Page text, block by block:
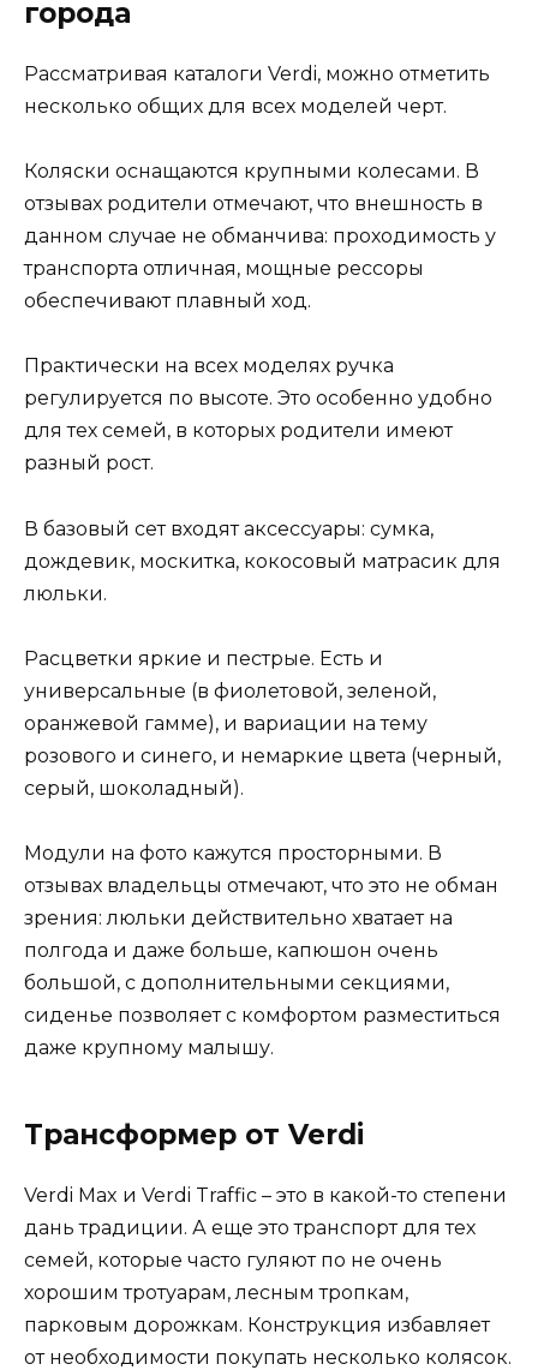
города
Рассматривая каталоги Verdi, можно отметить
несколько общих для всех моделей черт.
Коляски оснащаются крупными колесами. В
отзывах родители отмечают, что внешность в
данном случае не обманчива: проходимость у
транспорта отличная, мощные рессоры
обеспечивают плавный ход.
Практически на всех моделях ручка
регулируется по высоте. Это особенно удобно
для тех семей, в которых родители имеют
разный рост.
В базовый сет входят аксессуары: сумка,
дождевик, москитка, кокосовый матрасик для
люльки.
Расцветки яркие и пестрые. Есть и
универсальные (в фиолетовой, зеленой,
оранжевой гамме), и вариации на тему
розового и синего, и немаркие цвета (черный,
серый, шоколадный).
Модули на фото кажутся просторными. В
отзывах владельцы отмечают, что это не обман
зрения: люльки действительно хватает на
полгода и даже больше, капюшон очень
большой, с дополнительными секциями,
сиденье позволяет с комфортом разместиться
даже крупному малышу.
Трансформер от Verdi
Verdi Max и Verdi Traffic – это в какой-то степени
дань традиции. А еще это транспорт для тех
семей, которые часто гуляют по не очень
хорошим тротуарам, лесным тропкам,
парковым дорожкам. Конструкция избавляет
от необходимости покупать несколько колясок.